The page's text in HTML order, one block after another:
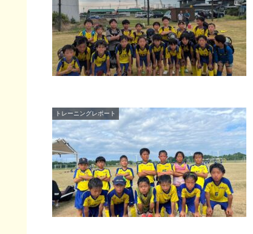
トレーニングレポート